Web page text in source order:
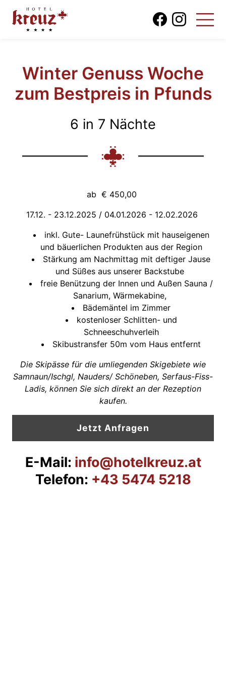
Winter Genuss Woche
zum Bestpreis in Pfunds
6 in 7 Nächte
ab € 450,00
17.12. - 23.12.2025 / 04.01.2026 - 12.02.2026
inkl. Gute- Launefrühstück mit hauseigenen
und bäuerlichen Produkten aus der Region
Stärkung am Nachmittag mit deftiger Jause
und Süßes aus unserer Backstube
freie Benützung der Innen und Außen Sauna /
Sanarium, Wärmekabine,
Bädemäntel im Zimmer
kostenloser Schlitten- und
Schneeschuhverleih
Skibustransfer 50m vom Haus entfernt
Die Skipässe für die umliegenden Skigebiete wie
Samnaun/Ischgl, Nauders/ Schöneben, Serfaus-Fiss-
Ladis, können Sie sich direkt an der Rezeption
kaufen.
Jetzt Anfragen
E-Mail: info@hotelkreuz.at
Telefon: +43 5474 5218